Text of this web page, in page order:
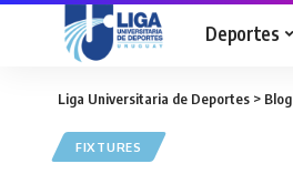
Deportes
Liga Universitaria de Deportes > Blog
FIXTURES